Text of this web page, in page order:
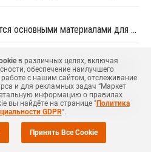
ПВХ и поликарбонат остаются основными материалами для производства банковских карт
в различных целях, включая
обеспечение наилучшего
с нашим сайтом, отслеживание
и для рекламных задач “Маркет
информацию о правилах
вы найдёте на странице "Политика
GDPR".
Принять Все Cookie